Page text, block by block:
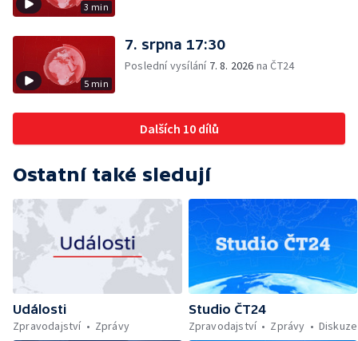
3 min
5 min
7. srpna 17:30
Poslední vysílání 7. 8. 2026 na ČT24
Dalších 10 dílů
Ostatní také sledují
Události
Zpravodajství
Zprávy
Studio ČT24
Zpravodajství
Zprávy Diskuze